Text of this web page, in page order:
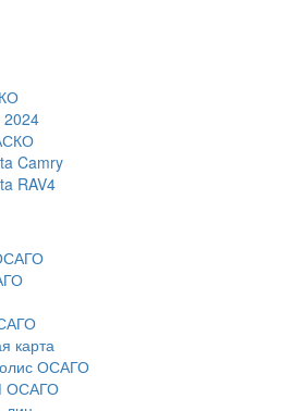
2024
Camry
RAV4
карта
ОСАГО
ОСАГО